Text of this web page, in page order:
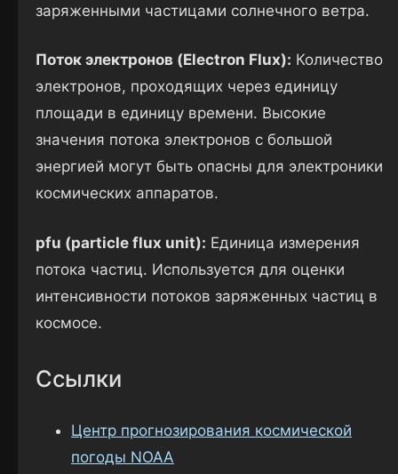
заряженными частицами солнечного ветра.
Поток электронов (Electron Flux): Количество
электронов, проходящих через единицу
площади в единицу времени. Высокие
значения потока электронов с большой
энергией могут быть опасны для электроники
космических аппаратов.
pfu (particle flux unit): Единица измерения
потока частиц. Используется для оценки
интенсивности потоков заряженных частиц в
космосе.
Ссылки
Центр прогнозирования космической
погоды NOAA